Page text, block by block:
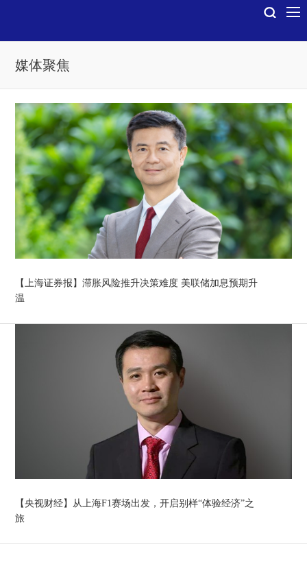
媒体聚焦
【上海证券报】滞胀风险推升决策难度 美联储加息预期升
温
【央视财经】从上海F1赛场出发，开启别样“体验经济”之
旅